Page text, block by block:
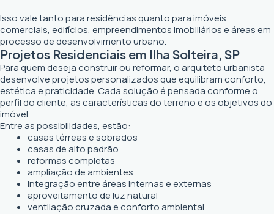
Isso vale tanto para residências quanto para imóveis
comerciais, edifícios, empreendimentos imobiliários e áreas em
processo de desenvolvimento urbano.
Projetos Residenciais em Ilha Solteira, SP
Para quem deseja construir ou reformar, o arquiteto urbanista
desenvolve projetos personalizados que equilibram conforto,
estética e praticidade. Cada solução é pensada conforme o
perfil do cliente, as características do terreno e os objetivos do
imóvel.
Entre as possibilidades, estão:
casas térreas e sobrados
casas de alto padrão
reformas completas
ampliação de ambientes
integração entre áreas internas e externas
aproveitamento de luz natural
ventilação cruzada e conforto ambiental